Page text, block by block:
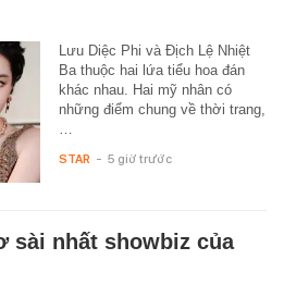
Lưu Diệc Phi và Địch Lệ Nhiệt
Ba thuộc hai lứa tiểu hoa đán
khác nhau. Hai mỹ nhân có
những điểm chung về thời trang,
…
STAR - 5 giờ trước
sài nhất showbiz của